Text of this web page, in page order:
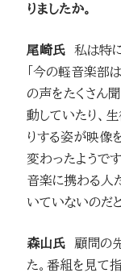
りましたか。
尾崎氏私は特に
「今の軽音楽部
の声をたくさん
動していたり、
りする姿が映像
変わったようです
音楽に携わる人
いていないのだ
森山氏顧問の先
た。番組を見て